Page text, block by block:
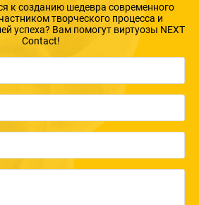
к созданию шедевра современного
творческого процесса и
успеха? Вам помогут виртуозы NEXT
Contact!